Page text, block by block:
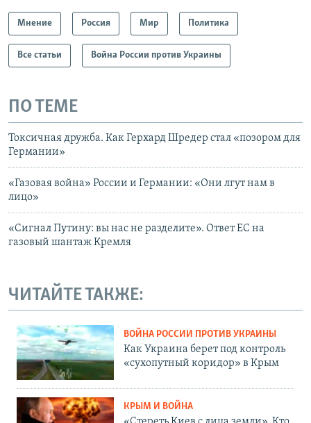
Мнение Россия Мир Политика
Все статьи Война России против Украины
ПО ТЕМЕ
Токсичная дружба. Как Герхард Шредер стал «позором для
Германии»
«Газовая война» России и Германии: «Они лгут нам в
лицо»
«Сигнал Путину: вы нас не разделите». Ответ ЕС на
газовый шантаж Кремля
ЧИТАЙТЕ ТАКЖЕ:
ВОЙНА РОССИИ ПРОТИВ УКРАИНЫ
Как Украина берет под контроль
«сухопутный коридор» в Крым
КРЫМ И ВОЙНА